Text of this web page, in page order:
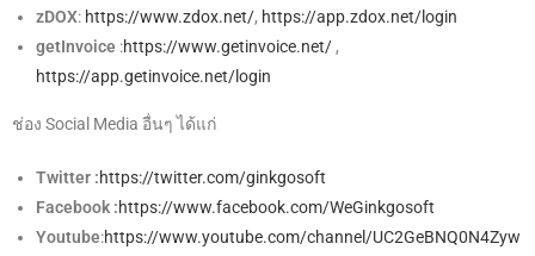
zDOX: https://www.zdox.net/, https://app.zdox.net/login
getInvoice :https://www.getinvoice.net/ ,
https://app.getinvoice.net/login
ช่อง Social Media อื่นๆ ได้แก่
Twitter :https://twitter.com/ginkgosoft
Facebook :https://www.facebook.com/WeGinkgosoft
Youtube:https://www.youtube.com/channel/UC2GeBNQ0N4Zyw